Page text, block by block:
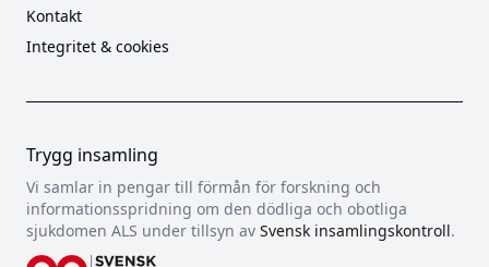
Kontakt
Integritet & cookies
Trygg insamling
Vi samlar in pengar till förmån för forskning och
informationsspridning om den dödliga och obotliga
sjukdomen ALS under tillsyn av Svensk insamlingskontroll.